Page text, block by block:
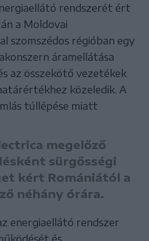
rendszerét ért
a Moldovai
szomszédos régióban egy
áramellátása
az összekötő vezetékek
közeledik. A
túllépése miatt
megelőző
sürgősségi
kért Romániától a
néhány órára.
energiaellátó rendszer
és